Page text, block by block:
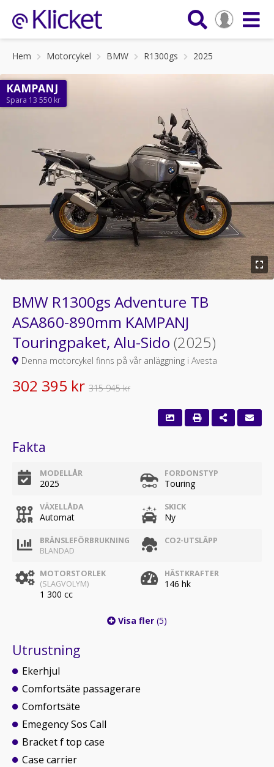
Hem Motorcykel BMW R1300gs 2025
KAMPANJ
Spara 13 550 kr
BMW R1300gs Adventure TB
ASA860-890mm KAMPANJ
Touringpaket, Alu-Sido (2025)
Denna motorcykel finns på vår anläggning i Avesta
302 395 kr 315 945 kr
Fakta
MODELLÅR
2025
FORDONSTYP
Touring
VÄXELLÅDA
Automat
SKICK
Ny
BRÄNSLEFÖRBRUKNING
BLANDAD
CO2-UTSLÄPP
MOTORSTORLEK
(SLAGVOLYM)
1 300 cc
HÄSTKRAFTER
146 hk
Visa fler (5)
Utrustning
Ekerhjul
Comfortsäte passagerare
Comfortsäte
Emegency Sos Call
Bracket f top case
Case carrier